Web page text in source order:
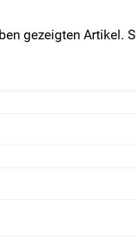
gezeigten Artikel.